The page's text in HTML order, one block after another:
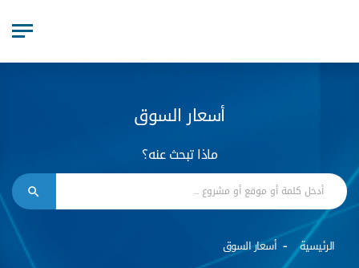
أسعار السوق
ماذا تبحث عنه؟
الرئيسية أسعار السوق